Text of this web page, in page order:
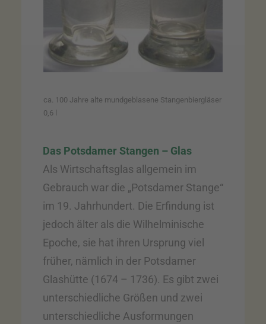
ca. 100 Jahre alte mundgeblasene Stangenbiergläser
0,6 l
Das Potsdamer Stangen – Glas
Als Wirtschaftsglas allgemein im
Gebrauch war die „Potsdamer Stange“
im 19. Jahrhundert. Die Erfindung ist
jedoch älter als die Wilhelminische
Epoche, sie hat ihren Ursprung viel
früher, nämlich in der Potsdamer
Glashütte (1674 – 1736). Es gibt zwei
unterschiedliche Größen und zwei
unterschiedliche Ausformungen